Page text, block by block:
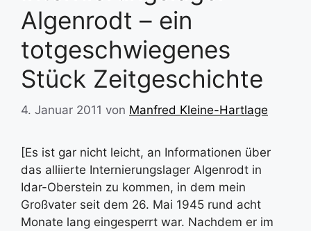
Algenrodt – ein
totgeschwiegenes
Stück Zeitgeschichte
4. Januar 2011 von Manfred Kleine-Hartlage
[Es ist gar nicht leicht, an Informationen über
das alliierte Internierungslager Algenrodt in
Idar-Oberstein zu kommen, in dem mein
Großvater seit dem 26. Mai 1945 rund acht
Monate lang eingesperrt war. Nachdem er im